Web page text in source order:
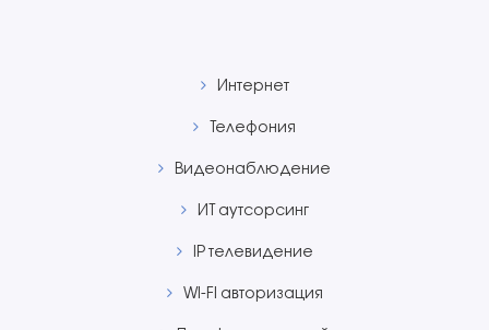
Интернет
Телефония
Видеонаблюдение
ИТ aутсорсинг
IP телевидение
WI-FI авторизация